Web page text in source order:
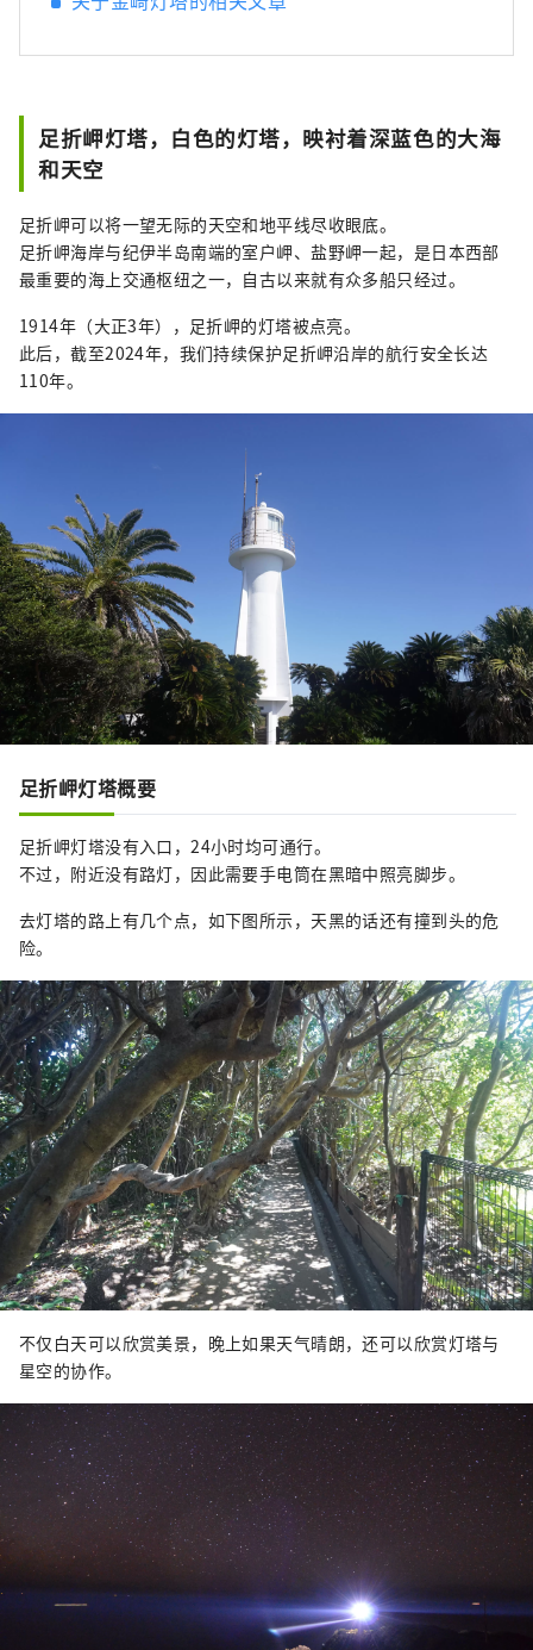
足折岬灯塔，白色的灯塔，映衬着深蓝色的大海
和天空
足折岬可以将一望无际的天空和地平线尽收眼底。
足折岬海岸与纪伊半岛南端的室户岬、盐野岬一起，是日本西部
最重要的海上交通枢纽之一，自古以来就有众多船只经过。
1914年（大正3年），足折岬的灯塔被点亮。
此后，截至2024年，我们持续保护足折岬沿岸的航行安全长达
110年。
足折岬灯塔概要
足折岬灯塔没有入口，24小时均可通行。
不过，附近没有路灯，因此需要手电筒在黑暗中照亮脚步。
去灯塔的路上有几个点，如下图所示，天黑的话还有撞到头的危
险。
不仅白天可以欣赏美景，晚上如果天气晴朗，还可以欣赏灯塔与
星空的协作。